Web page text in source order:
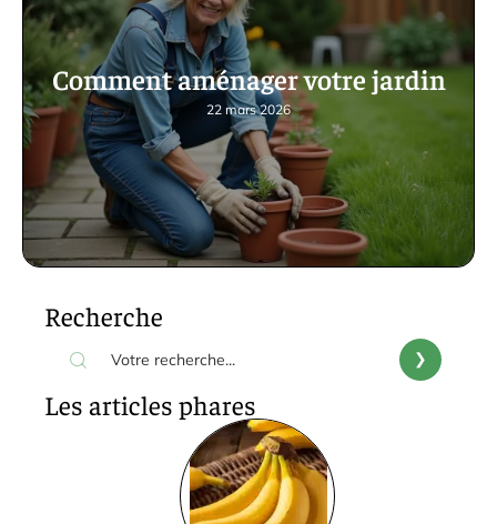
Comment aménager votre jardin
22 mars 2026
Recherche
Les articles phares